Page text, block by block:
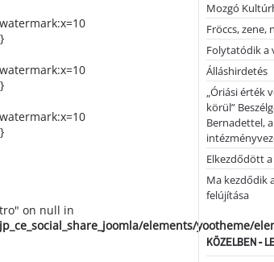
on null in
elements/yootheme/
Mozgó
Fröccs, zene,
Folytatódik a
Álláshirdetés
„Óriási érték
körül”
Bernadettel, a
Elkezdődött
Ma kezdődik
felújítása
KÖZELBEN -